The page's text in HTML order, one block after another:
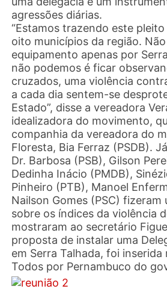
agressões diárias.
“Estamos trazendo este
oito municípios da região.
equipamento apenas por
não podemos é ficar
cruzados, uma violência
a cada dia sentem-se
Estado”, disse a vereadora
idealizadora do movimento,
companhia da vereadora do
Floresta, Bia Ferraz (PSDB).
Dr. Barbosa (PSB), Gilson
Dedinha Inácio (PMDB),
Pinheiro (PTB), Manoel
Nailson Gomes (PSC)
sobre os índices da violência
mostraram ao secretário
proposta de instalar uma
em Serra Talhada, foi
Todos por Pernambuco do